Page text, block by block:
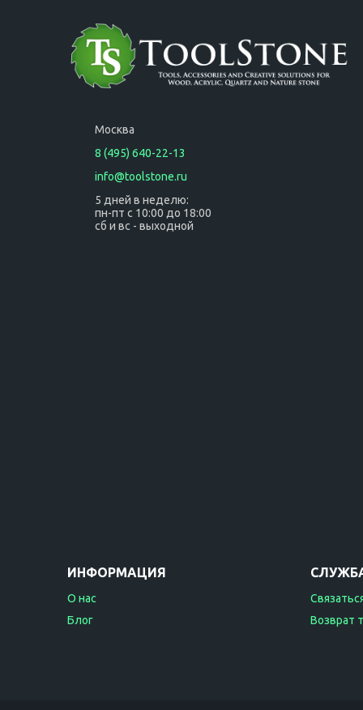
Москва
8 (495) 640-22-13
info@toolstone.ru
5 дней в неделю:
пн-пт с 10:00 до 18:00
сб и вс - выходной
ИНФОРМАЦИЯ
О нас
Блог
Возврат